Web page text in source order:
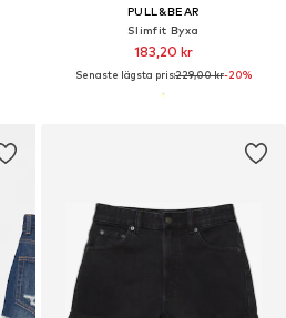
PULL&BEAR
Slimfit Byxa
183,20 kr
Senaste lägsta pris:229,00 kr-20%